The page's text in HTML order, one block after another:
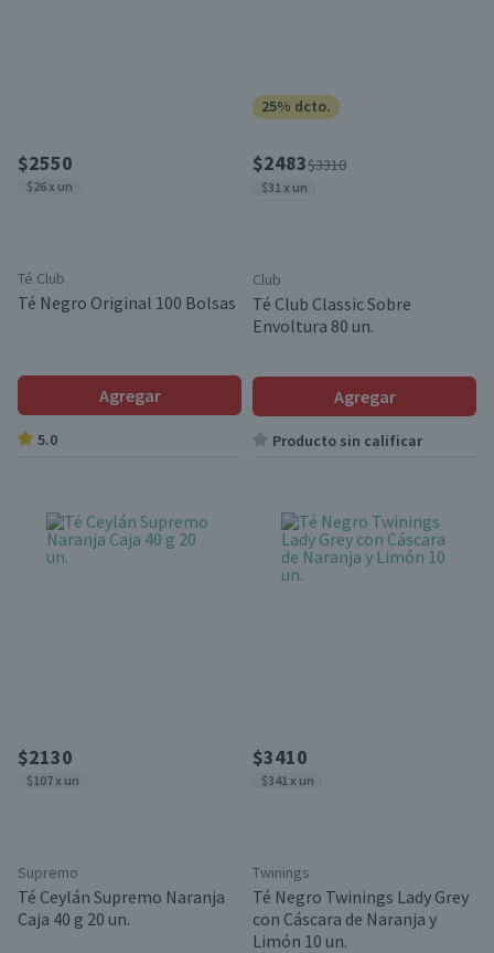
$2550
$26 x un
Té Club
Té Negro Original 100 Bolsas
Agregar
5.0
25% dcto.
$2483$3310
$31 x un
Club
Té Club Classic Sobre
Envoltura 80 un.
Agregar
Producto sin calificar
$2130
$107 x un
Supremo
Té Ceylán Supremo Naranja
Caja 40 g 20 un.
$3410
$341 x un
Twinings
Té Negro Twinings Lady Grey
con Cáscara de Naranja y
Limón 10 un.